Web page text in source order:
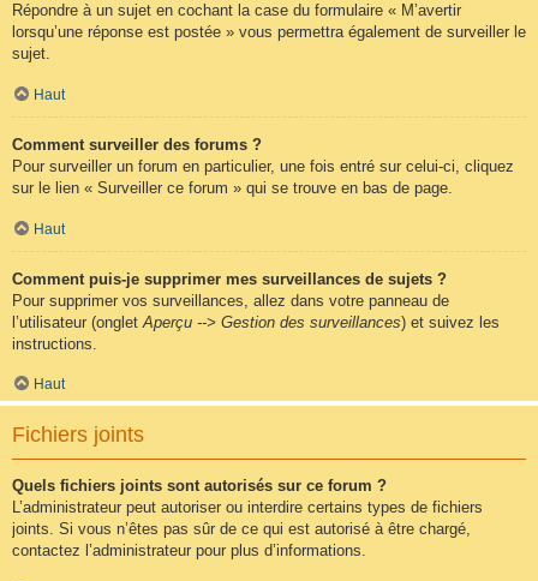
Répondre à un sujet en cochant la case du formulaire « M’avertir
lorsqu’une réponse est postée » vous permettra également de surveiller le
sujet.
Haut
Comment surveiller des forums ?
Pour surveiller un forum en particulier, une fois entré sur celui-ci, cliquez
sur le lien « Surveiller ce forum » qui se trouve en bas de page.
Haut
Comment puis-je supprimer mes surveillances de sujets ?
Pour supprimer vos surveillances, allez dans votre panneau de
l’utilisateur (onglet Aperçu --> Gestion des surveillances) et suivez les
instructions.
Haut
Fichiers joints
Quels fichiers joints sont autorisés sur ce forum ?
L’administrateur peut autoriser ou interdire certains types de fichiers
joints. Si vous n’êtes pas sûr de ce qui est autorisé à être chargé,
contactez l’administrateur pour plus d’informations.